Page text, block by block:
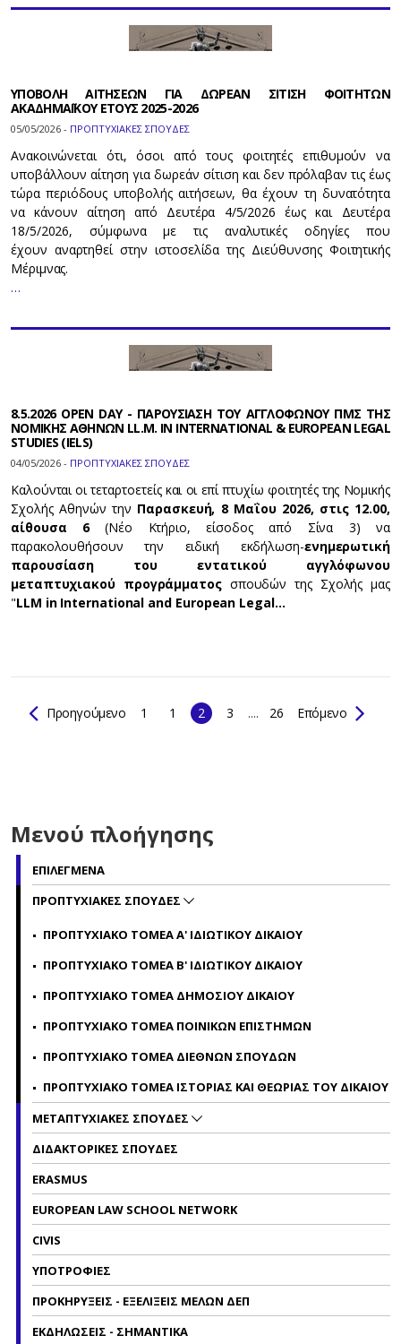
ΥΠΟΒΟΛΗ ΑΙΤΗΣΕΩΝ ΓΙΑ ΔΩΡΕΑΝ ΣΙΤΙΣΗ ΦΟΙΤΗΤΩΝ
ΑΚΑΔΗΜΑΪΚΟΥ ΕΤΟΥΣ 2025-2026
05/05/2026 - ΠΡΟΠΤΥΧΙΑΚΕΣ ΣΠΟΥΔΕΣ
Ανακοινώνεται ότι, όσοι από τους φοιτητές επιθυμούν να
υποβάλλουν αίτηση για δωρεάν σίτιση και δεν πρόλαβαν τις έως
τώρα περιόδους υποβολής αιτήσεων, θα έχουν τη δυνατότητα
να κάνουν αίτηση από Δευτέρα 4/5/2026 έως και Δευτέρα
18/5/2026, σύμφωνα με τις αναλυτικές οδηγίες που
έχουν αναρτηθεί στην ιστοσελίδα της Διεύθυνσης Φοιτητικής
Μέριμνας.
…
8.5.2026 OPEN DAY - ΠΑΡΟΥΣΙΑΣΗ ΤΟΥ ΑΓΓΛΟΦΩΝΟΥ ΠΜΣ ΤΗΣ
ΝΟΜΙΚΗΣ ΑΘΗΝΩΝ LL.M. IN INTERNATIONAL & EUROPEAN LEGAL
STUDIES (IELS)
04/05/2026 - ΠΡΟΠΤΥΧΙΑΚΕΣ ΣΠΟΥΔΕΣ
Καλούνται οι τεταρτοετείς και οι επί πτυχίω φοιτητές της Νομικής
Σχολής Αθηνών την Παρασκευή, 8 Μαΐου 2026, στις 12.00,
αίθουσα 6(Νέο Κτήριο, είσοδος από Σίνα 3)
να
παρακολουθήσουν την ειδική εκδήλωση-ενημερωτική
παρουσίαση του εντατικού αγγλόφωνου
μεταπτυχιακού προγράμματοςσπουδών της Σχολής μας
"LLM in International and European Legal…
Προηγούμενο 1 1 2 3 .... 26 Επόμενο
Μενού πλοήγησης
ΕΠΙΛΕΓΜΕΝΑ
ΠΡΟΠΤΥΧΙΑΚΕΣ ΣΠΟΥΔΕΣ
ΠΡΟΠΤΥΧΙΑΚΟ ΤΟΜΕΑ Α' ΙΔΙΩΤΙΚΟΥ ΔΙΚΑΙΟΥ
ΠΡΟΠΤΥΧΙΑΚΟ ΤΟΜΕΑ Β' ΙΔΙΩΤΙΚΟΥ ΔΙΚΑΙΟΥ
ΠΡΟΠΤΥΧΙΑΚΟ ΤΟΜΕΑ ΔΗΜΟΣΙΟΥ ΔΙΚΑΙΟΥ
ΠΡΟΠΤΥΧΙΑΚΟ ΤΟΜΕΑ ΠΟΙΝΙΚΩΝ ΕΠΙΣΤΗΜΩΝ
ΠΡΟΠΤΥΧΙΑΚΟ ΤΟΜΕΑ ΔΙΕΘΝΩΝ ΣΠΟΥΔΩΝ
ΠΡΟΠΤΥΧΙΑΚΟ ΤΟΜΕΑ ΙΣΤΟΡΙΑΣ ΚΑΙ ΘΕΩΡΙΑΣ ΤΟΥ ΔΙΚΑΙΟΥ
ΜΕΤΑΠΤΥΧΙΑΚΕΣ ΣΠΟΥΔΕΣ
ΔΙΔΑΚΤΟΡΙΚΕΣ ΣΠΟΥΔΕΣ
ERASMUS
EUROPEAN LAW SCHOOL NETWORK
CIVIS
ΥΠΟΤΡΟΦΙΕΣ
ΠΡΟΚΗΡΥΞΕΙΣ - ΕΞΕΛΙΞΕΙΣ ΜΕΛΩΝ ΔΕΠ
ΕΚΔΗΛΩΣΕΙΣ - ΣΗΜΑΝΤΙΚΑ